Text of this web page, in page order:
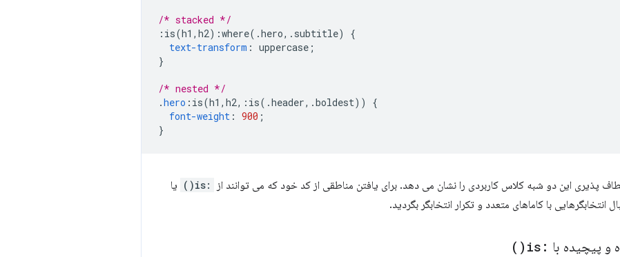
/* stacked */
: is(h1 , h2):where(.hero,. subtitle)
{
text-transform : uppercase ;
}
/* nested */
.hero : is(h1 , h2,: is(.header,.boldest))
{
font-weight : 900 ;
}
پذیری این دو شبه کلاس کاربردی را نشان می دهد. برای یافتن مناطقی از کد خود که می توانند از :is() یا
انتخابگرهایی با کاماهای متعدد و تکرار انتخابگر بگردید.
و پیچیده با :
is(
)